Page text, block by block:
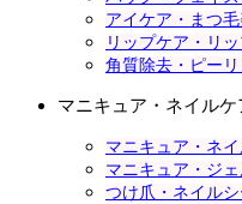
アイケア・まつ
リップケア・リ
角質除去・ピー
マニキュア・ネイルケ
マニキュア・ネ
マニキュア・ジ
つけ爪・ネイル